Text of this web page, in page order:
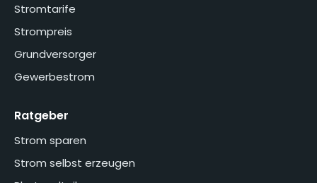
Stromtarife
Strompreis
Grundversorger
Gewerbestrom
Ratgeber
Strom sparen
Strom selbst erzeugen